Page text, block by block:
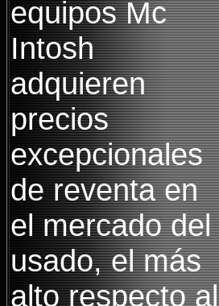
equipos Mc
Intosh
adquieren
precios
excepcionales
de reventa en
el mercado del
usado, el más
alto respecto al